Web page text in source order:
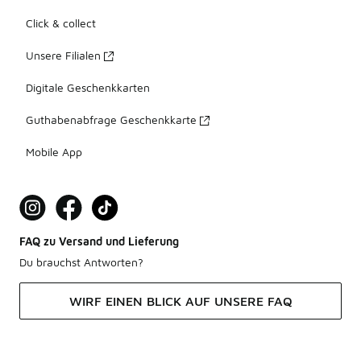
Click & collect
Unsere Filialen
Digitale Geschenkkarten
Guthabenabfrage Geschenkkarte
Mobile App
FAQ zu Versand und Lieferung
Du brauchst Antworten?
WIRF EINEN BLICK AUF UNSERE FAQ